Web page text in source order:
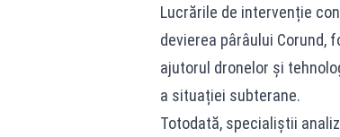
Lucrările de intervenție
devierea pârâului Corund,
ajutorul dronelor și
a situației subterane.
Totodată, specialiștii